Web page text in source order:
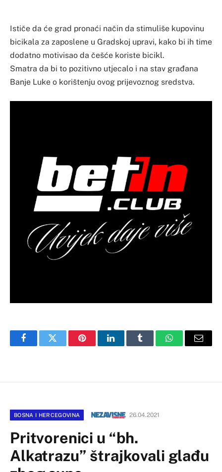
Ističe da će grad pronaći način da stimuliše kupovinu
bicikala za zaposlene u Gradskoj upravi, kako bi ih time
dodatno motivisao da češće koriste bicikl.
Smatra da bi to pozitivno utjecalo i na stav građana
Banje Luke o korištenju ovog prijevoznog sredstva.
FacebookTwitter PinterestLinkedInTumblr WhatsAppEmail
BOSNA I HERCEGOVINA 26.04.2021
Pritvorenici u “bh.
Alkatrazu” štrajkovali glađu